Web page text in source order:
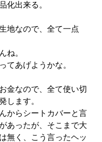
化出来る。
地なので、全て一点
ね。
てあげようかな。
金なので、全て使い切
します。
からシートカバーと言
あったが、そこまで大
無く、こう言ったヘッ